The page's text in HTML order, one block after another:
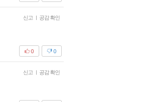
신고 | 공감 확인
0
0
신고 | 공감 확인